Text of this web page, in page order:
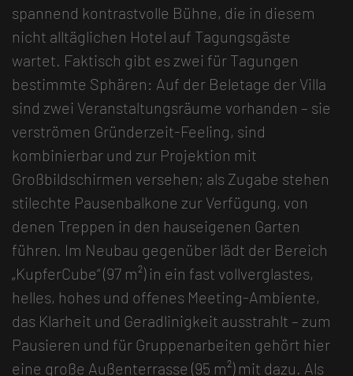
spannend kontrastvolle Bühne, die in diesem
nicht alltäglichen Hotel auf Tagungsgäste
wartet. Faktisch gibt es zwei für Tagungen
bestimmte Sphären: Auf der Beletage der Villa
sind zwei Veranstaltungsräume vorhanden – sie
verströmen Gründerzeit-Feeling, sind
kombinierbar und zur Projektion mit
Großbildschirmen versehen; als Zugabe stehen
stilechte Pausenbalkone zur Verfügung, von
denen Treppen in den hauseigenen Garten
führen. Im Neubau gegenüber lädt der Bereich
„KupferCube“ (97 m²) in ein fast vollverglastes,
helles, hohes und offenes Meeting-Ambiente,
das Klarheit und Geradlinigkeit ausstrahlt – zum
Pausieren und für Gruppenarbeiten gehört hier
eine große Außenterrasse (95 m²) mit dazu. Als